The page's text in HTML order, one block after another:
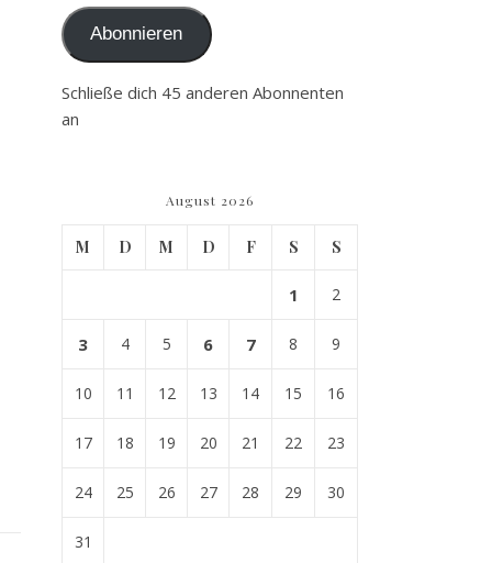
Abonnieren
Schließe dich 45 anderen Abonnenten
an
August 2026
M D M D F S S
1 2
3 4 5 6 7 8 9
10 11 12 13 14 15 16
17 18 19 20 21 22 23
24 25 26 27 28 29 30
31